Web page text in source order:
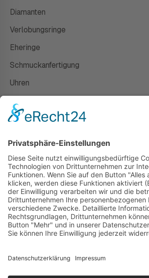
Diamanten
Verlobungsringe
Eheringe
Schmuckanfertigung
Uhren
Susanne Steiger
Geschäfte
Newsletter
Kontakt
© 2026 JUWELIER STEIGER